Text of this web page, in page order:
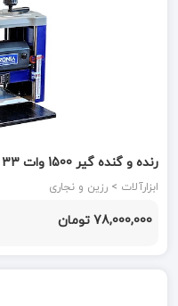
رونیا RONIA
ابزارآلات > رزین و نجاری
78,000,000 تومان